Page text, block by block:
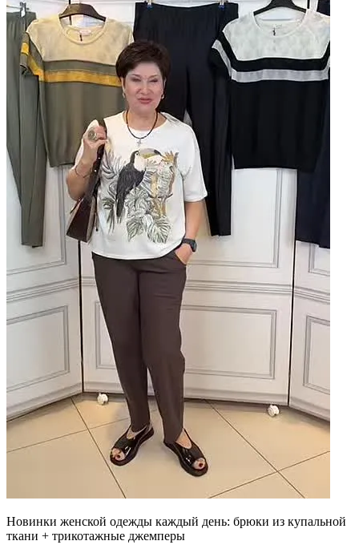
Новинки женской одежды каждый день: брюки из купальной
ткани + трикотажные джемперы